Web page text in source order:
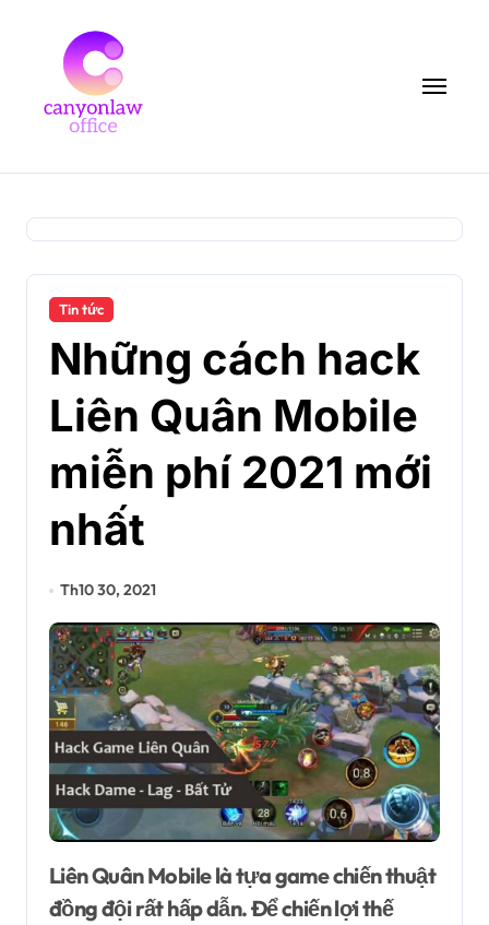
Tin tức
Những cách hack
Liên Quân Mobile
miễn phí 2021 mới
nhất
Th10 30, 2021
Liên Quân Mobile là tựa game chiến thuật
đồng đội rất hấp dẫn. Để chiến lợi thế